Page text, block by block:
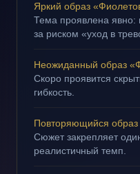
Яркий образ
Тема проявлена явно:
за риском «уход в
Неожиданный образ
Скоро проявится
гибкость.
Повторяющийся
Сюжет закрепляет
реалистичный темп.